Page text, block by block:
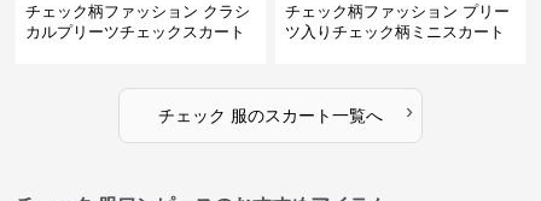
チェック柄ファッション クラシ
カルプリーツチェックスカート
チェック柄ファッション プリー
ツ入りチェック柄ミニスカート
チェック 服のスカート一覧へ ›